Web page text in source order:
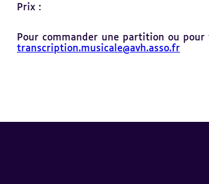
Prix :
Pour commander une partition ou
transcription.musicale@avh.asso.fr